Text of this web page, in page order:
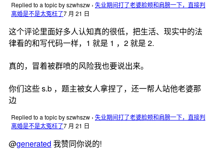
Replied to a topic by szwhszw › 失业期间打了老婆脸颊和肩膀一下，直接判
离婚是不是太冤枉了7 月 21 日
这个评论里面好多人认知真的很低，把生活、现实中的法
律看的和写代码一样，1 就是 1 ，2 就是 2.
真的，冒着被群喷的风险我也要说出来。
你们这些 s.b ，题主被女人拿捏了，还一帮人站他老婆那
边
Replied to a topic by szwhszw › 失业期间打了老婆脸颊和肩膀一下，直接判
离婚是不是太冤枉了7 月 21 日
@generated 我赞同你说的!